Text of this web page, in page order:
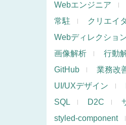
Webエンジニア
常駐
クリエイ
Webディレクショ
画像解析
行動
GitHub
業務改
UI/UXデザイン
SQL
D2C
styled-component